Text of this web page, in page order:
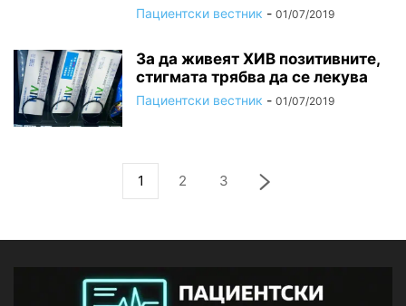
Пациентски вестник - 01/07/2019
За да живеят ХИВ позитивните,
стигмата трябва да се лекува
Пациентски вестник - 01/07/2019
1 2 3